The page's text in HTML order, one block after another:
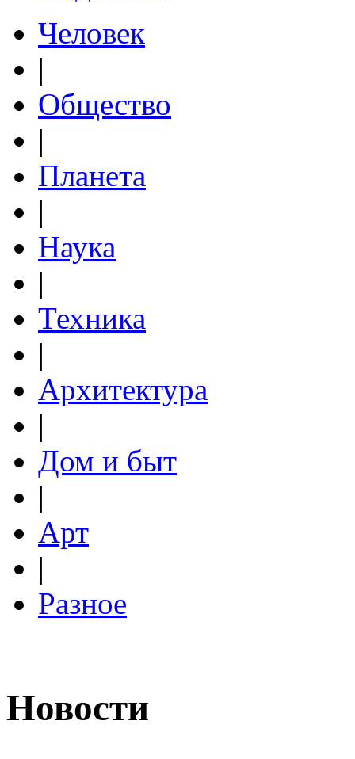
Человек
|
Общество
|
Планета
|
Наука
|
Техника
|
Архитектура
|
Дом и быт
|
Арт
|
Разное
Новости